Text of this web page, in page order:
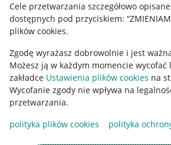
Cele przetwarzania szczegółowo
dostępnych pod przyciskiem:
plików cookies.
Zgodę wyrażasz dobrowolnie i jest
Możesz ją w każdym momencie
zakładce Ustawienia plików cookies na
Wycofanie zgody nie wpływa na
przetwarzania.
polityka plików cookies
polityka
Udostępnianie lokalizacji
Informacje dla Aktu o Usługach
Pobierz aplikację